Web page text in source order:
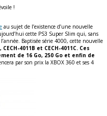
!
au sujet de l’existence d’une nouvelle
cette PS3 Super Slim qui, sans
Baptisée série 4000, cette nouvelle
CECH-4011B et CECH-4011C. Ces
de 16 Go, 250 Go et enfin de
par son prix la XBOX 360 et ses 4